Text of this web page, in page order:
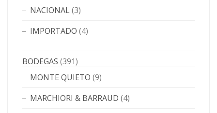
NACIONAL(3)
IMPORTADO (4)
BODEGAS (391)
MONTE QUIETO (9)
MARCHIORI & BARRAUD (4)